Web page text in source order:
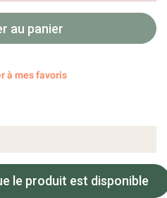
au panier
à mes favoris
le produit est disponible